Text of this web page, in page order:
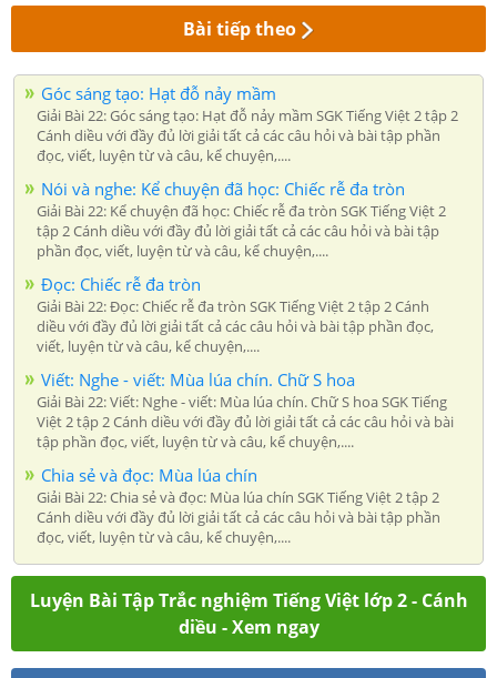
Bài tiếp theo
Góc sáng tạo: Hạt đỗ nảy mầm
Giải Bài 22: Góc sáng tạo: Hạt đỗ nảy mầm SGK Tiếng Việt 2 tập 2
Cánh diều với đầy đủ lời giải tất cả các câu hỏi và bài tập phần
đọc, viết, luyện từ và câu, kể chuyện,....
Nói và nghe: Kể chuyện đã học: Chiếc rễ đa tròn
Giải Bài 22: Kể chuyện đã học: Chiếc rễ đa tròn SGK Tiếng Việt 2
tập 2 Cánh diều với đầy đủ lời giải tất cả các câu hỏi và bài tập
phần đọc, viết, luyện từ và câu, kể chuyện,....
Đọc: Chiếc rễ đa tròn
Giải Bài 22: Đọc: Chiếc rễ đa tròn SGK Tiếng Việt 2 tập 2 Cánh
diều với đầy đủ lời giải tất cả các câu hỏi và bài tập phần đọc,
viết, luyện từ và câu, kể chuyện,....
Viết: Nghe - viết: Mùa lúa chín. Chữ S hoa
Giải Bài 22: Viết: Nghe - viết: Mùa lúa chín. Chữ S hoa SGK Tiếng
Việt 2 tập 2 Cánh diều với đầy đủ lời giải tất cả các câu hỏi và bài
tập phần đọc, viết, luyện từ và câu, kể chuyện,....
Chia sẻ và đọc: Mùa lúa chín
Giải Bài 22: Chia sẻ và đọc: Mùa lúa chín SGK Tiếng Việt 2 tập 2
Cánh diều với đầy đủ lời giải tất cả các câu hỏi và bài tập phần
đọc, viết, luyện từ và câu, kể chuyện,....
Luyện Bài Tập Trắc nghiệm Tiếng Việt lớp 2 - Cánh
diều - Xem ngay